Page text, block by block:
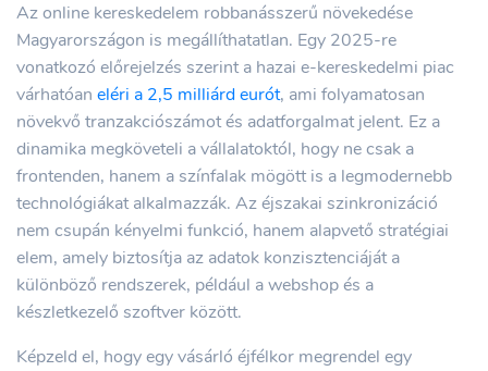
Az online kereskedelem robbanásszerű növekedése
Magyarországon is megállíthatatlan. Egy 2025-re
vonatkozó előrejelzés szerint a hazai e-kereskedelmi piac
várhatóan eléri a 2,5 milliárd eurót, ami folyamatosan
növekvő tranzakciószámot és adatforgalmat jelent. Ez a
dinamika megköveteli a vállalatoktól, hogy ne csak a
frontenden, hanem a színfalak mögött is a legmodernebb
technológiákat alkalmazzák. Az éjszakai szinkronizáció
nem csupán kényelmi funkció, hanem alapvető stratégiai
elem, amely biztosítja az adatok konzisztenciáját a
különböző rendszerek, például a webshop és a
készletkezelő szoftver között.
Képzeld el, hogy egy vásárló éjfélkor megrendel egy